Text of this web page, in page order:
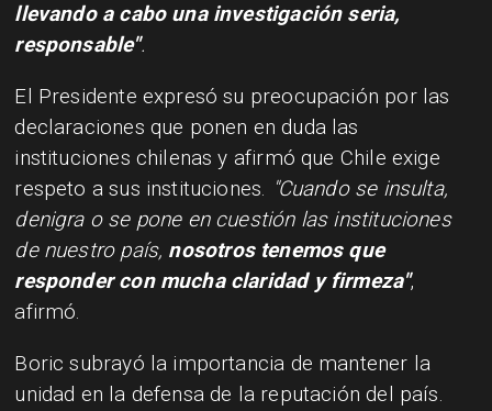
llevando a cabo una investigación seria,
responsable".
El Presidente expresó su preocupación por las
declaraciones que ponen en duda las
instituciones chilenas y afirmó que Chile exige
respeto a sus instituciones. "Cuando se insulta,
denigra o se pone en cuestión las instituciones
de nuestro país, nosotros tenemos que
responder con mucha claridad y firmeza",
afirmó.
Boric subrayó la importancia de mantener la
unidad en la defensa de la reputación del país.